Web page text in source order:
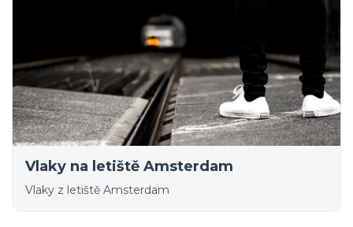
Vlaky na letiště Amsterdam
Vlaky z letiště Amsterdam